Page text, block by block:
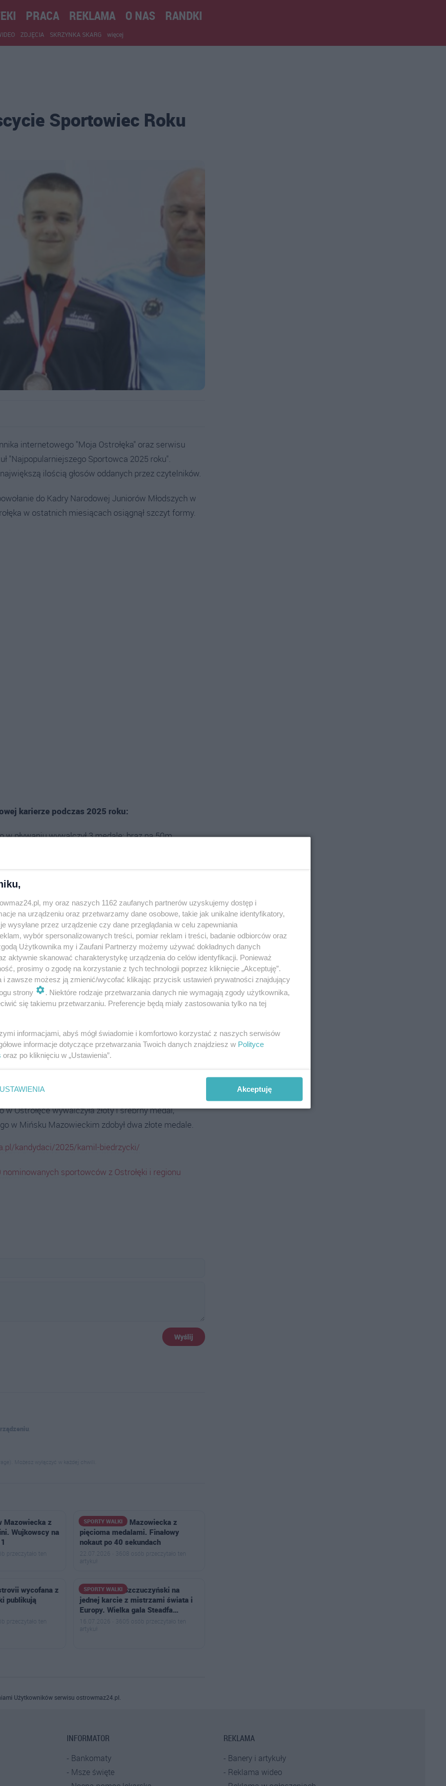
PRACA REKLAMA O NAS RANDKI
ZDJĘCIA SKRZYNKA SKARG więcej
Sportowiec Roku
internetowego "Moja Ostrołęka" oraz serwisu
"Najpopularniejszego Sportowca 2025 roku".
ilością głosów oddanych przez czytelników.
do Kadry Narodowej Juniorów Młodszych w
w ostatnich miesiącach osiągnął szczyt formy.
karierze podczas 2025 roku:
pływaniu wywalczył 3 medale: brąz na 50m
zmiennym,
"Mława dla Pływania" zdobył trzy złote
w Pływaniu wywalczył trzy medale: dwa złote
w Gdyni zdobył dwa złote medale: na 100m
Młodszych w pływaniu na okres od 15
w Pływaniu zdobył brązowy medal na dystansie
Olimpijczyka zdobył złoty medal na 100 m stylem
w Garwolinie wywalczył dwa złote medale,
pływackich "Od Młodzika Do Olimpijczyka"
Mazowsza w Pływaniu zdobył 4 złote i 1 brązowy
Ostrołęce wywalczyła złoty i srebrny medal,
w Mińsku Mazowieckim zdobył dwa złote medale.
kandydaci/2025/kamil-biedrzycki/
sportowców z Ostrołęki i regionu
Wyślij
.
Możesz wyłączyć w każdej chwili.
Mazowiecka z
Wujkowscy na
przeczytało ten
SPORTY WALKI
Goryle Ostrów Mazowiecka z
pięcioma medalami. Finałowy
nokaut po 40 sekundach
22.07.2026 · 3608 osób przeczytało ten
artykuł
wycofana z
publikują
przeczytało ten
SPORTY WALKI
Przemysław Szczuczyński na
jednej karcie z mistrzami świata i
Europy. Wielka gala Steadfa…
16.07.2026 · 3605 osób przeczytało ten
artykuł
Użytkowników serwisu ostrowmaz24.pl.
INFORMATOR
Bankomaty
Msze święte
REKLAMA
Banery i artykuły
Reklama wideo
my oraz naszych 1162 zaufanych partnerów uzyskujemy dostęp i
na urządzeniu oraz przetwarzamy dane osobowe, takie jak unikalne identyfikatory,
wysyłane przez urządzenie czy dane przeglądania w celu zapewniania
wybór spersonalizowanych treści, pomiar reklam i treści, badanie odbiorców oraz
Użytkownika my i Zaufani Partnerzy możemy używać dokładnych danych
aktywnie skanować charakterystykę urządzenia do celów identyfikacji. Ponieważ
prosimy o zgodę na korzystanie z tych technologii poprzez kliknięcie „Akceptuję”.
i zawsze możesz ją zmienić/wycofać klikając przycisk ustawień prywatności znajdujący
strony
. Niektóre rodzaje przetwarzania danych nie wymagają zgody użytkownika,
się takiemu przetwarzaniu. Preferencje będą miały zastosowania tylko na tej
informacjami, abyś mógł świadomie i komfortowo korzystać z naszych serwisów
informacje dotyczące przetwarzania Twoich danych znajdziesz w Polityce
oraz po kliknięciu w „Ustawienia”.
USTAWIENIA Akceptuję